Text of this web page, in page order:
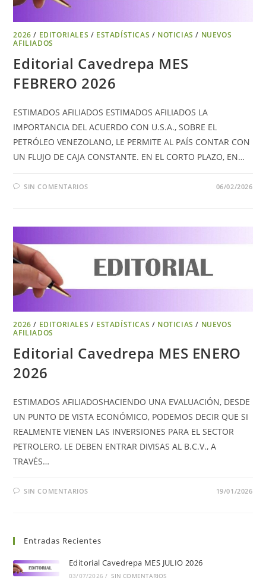
2026 / EDITORIALES / ESTADÍSTICAS / NOTICIAS / NUEVOS
AFILIADOS
Editorial Cavedrepa MES
FEBRERO 2026
ESTIMADOS AFILIADOS ESTIMADOS AFILIADOS LA
IMPORTANCIA DEL ACUERDO CON U.S.A., SOBRE EL
PETRÓLEO VENEZOLANO, LE PERMITE AL PAÍS CONTAR CON
UN FLUJO DE CAJA CONSTANTE. EN EL CORTO PLAZO, EN…
SIN COMENTARIOS 06/02/2026
2026 / EDITORIALES / ESTADÍSTICAS / NOTICIAS / NUEVOS
AFILIADOS
Editorial Cavedrepa MES ENERO
2026
ESTIMADOS AFILIADOSHACIENDO UNA EVALUACIÓN, DESDE
UN PUNTO DE VISTA ECONÓMICO, PODEMOS DECIR QUE SI
REALMENTE VIENEN LAS INVERSIONES PARA EL SECTOR
PETROLERO, LE DEBEN ENTRAR DIVISAS AL B.C.V., A
TRAVÉS…
SIN COMENTARIOS 19/01/2026
Entradas Recientes
Editorial Cavedrepa MES JULIO 2026
03/07/2026 / SIN COMENTARIOS